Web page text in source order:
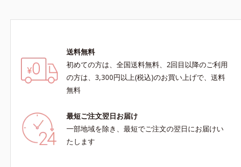
送料無料
初めての方は、全国送料無料、2回目以降のご利用
の方は、3,300円以上(税込)のお買い上げで、送料
無料
最短ご注文翌日お届け
一部地域を除き、最短でご注文の翌日にお届けい
たします